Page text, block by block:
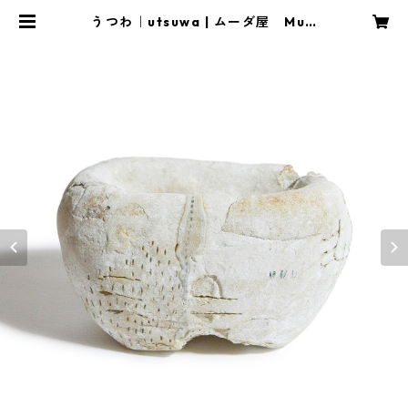
うつわ｜utsuwa | ムーダ屋 MuD